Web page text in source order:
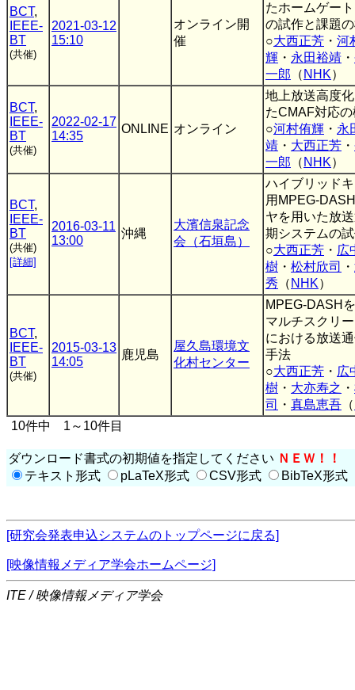
BCT,
IEEE-
BT
(共催)
2021-03-12
15:10
オンライン開
催
たホームゲー
の試作と課題
○大西正芳 ・ 河
輝 ・ 永田裕靖 ・
一郎 （ NHK）
BCT,
IEEE-
BT
(共催)
2022-02-17
14:35
ONLINE オンライン
地上放送高度
たCMAF対応
○河村侑輝 ・ 永
靖 ・ 大西正芳 ・
一郎 （ NHK）
BCT,
IEEE-
BT
(共催)
[詳細]
2016-03-11
13:00
沖縄
大濱信泉記念
会（石垣島）
ハイブリッド
用MPEG-
ヤを用いた放
期システムの
○大西正芳 ・ 広
樹 ・ 松村欣司 ・
秀 （ NHK）
BCT,
IEEE-
BT
(共催)
2015-03-13
14:05
鹿児島
屋久島環境文
化村センター
MPEG-DASH
マルチスクリ
における放送
手法
○大西正芳 ・ 広
樹 ・ 大亦寿之 ・
司
・ 真島恵吾 （
10件中 1～10件目
ダウンロード書式の初期値を指定してください ＮＥＷ！！
テキスト形式
pLaTeX形式 CSV形式 BibTeX形式
[研究会発表申込システムのトップページに戻る]
[映像情報メディア学会ホームページ]
ITE / 映像情報メディア学会